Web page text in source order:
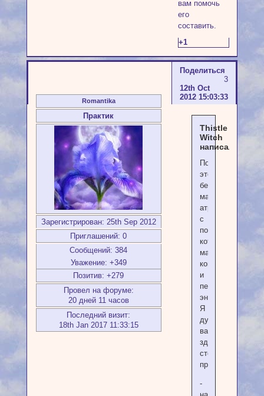
вам помочь
его
составить.
+1
Поделиться
3
12th Oct
2012 15:03:33
Romantika
Практик
Зарегистрирован: 25th Sep 2012
Приглашений: 0
Сообщений: 384
Уважение: +349
Позитив: +279
Провел на форуме:
20 дней 11 часов
Последний визит:
18th Jan 2017 11:33:15
Thistle
Witch
написал(а):
Посох,
это
безусловно
магический
атрибут,
с
помощью
которого
маги
концентрируют
и
перенаправляют
энергию.
Я
думаю,
вам
здесь
стоит
-